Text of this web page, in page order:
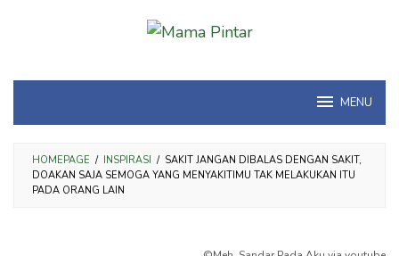
MENU
HOMEPAGE / INSPIRASI / SAKIT JANGAN DIBALAS DENGAN SAKIT,
DOAKAN SAJA SEMOGA YANG MENYAKITIMU TAK MELAKUKAN ITU
PADA ORANG LAIN